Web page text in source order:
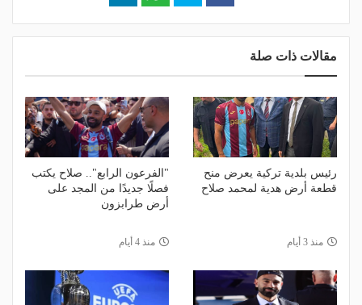
مقالات ذات صلة
رئيس بلدية تركية يعرض منح
قطعة أرض هدية لمحمد صلاح
منذ 3 أيام
"الفرعون الرابع".. صلاح يكتب
فصلًا جديدًا من المجد على
أرض طرابزون
منذ 4 أيام